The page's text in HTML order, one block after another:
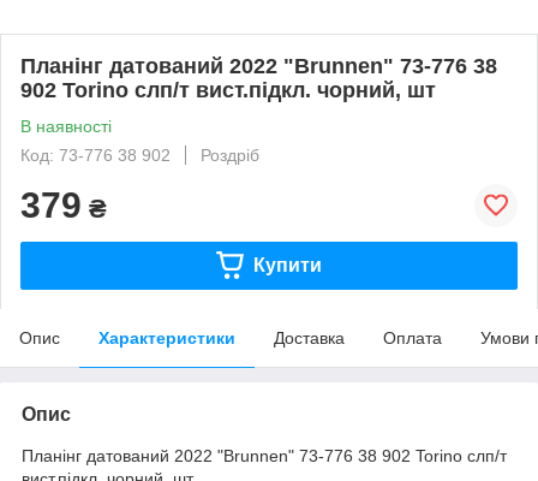
Планiнг датований 2022 "Brunnen" 73-776 38
902 Torino слп/т вист.пiдкл. чорний, шт
В наявності
Код: 73-776 38 902
Роздріб
379 ₴
Купити
Опис Характеристики Доставка Оплата Умови
Опис
Планiнг датований 2022 "Brunnen" 73-776 38 902 Torino слп/т